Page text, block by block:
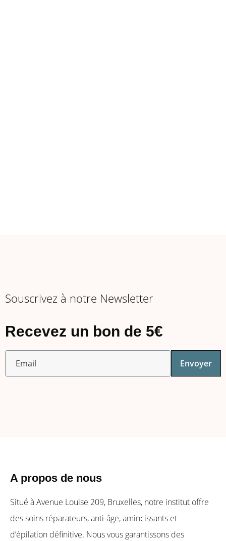
Souscrivez à notre Newsletter
Recevez un bon de 5€
Envoyer
A propos de nous​
Situé à Avenue Louise 209, Bruxelles, notre institut offre
des soins réparateurs, anti-âge, amincissants et
d’épilation définitive. Nous vous garantissons des